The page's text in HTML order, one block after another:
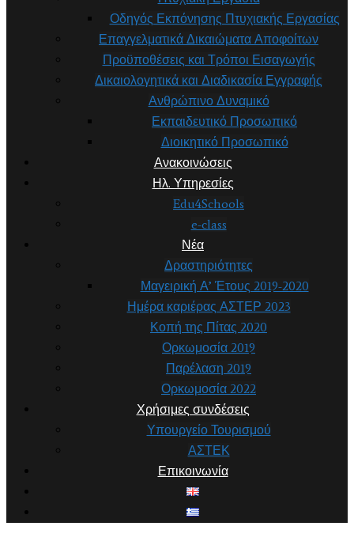
Οδηγός Εκπόνησης Πτυχιακής Εργασίας
Επαγγελματικά Δικαιώματα Αποφοίτων
Προϋποθέσεις και Τρόποι Εισαγωγής
Δικαιολογητικά και Διαδικασία Εγγραφής
Ανθρώπινο Δυναμικό
Εκπαιδευτικό Προσωπικό
Διοικητικό Προσωπικό
Ανακοινώσεις
Ηλ. Υπηρεσίες
Edu4Schools
e-class
Νέα
Δραστηριότητες
Μαγειρική Α’ Έτους 2019-2020
Ημέρα καριέρας ΑΣΤΕΡ 2023
Κοπή της Πίτας 2020
Ορκωμοσία 2019
Παρέλαση 2019
Ορκωμοσία 2022
Χρήσιμες συνδέσεις
Υπουργείο Τουρισμού
ΑΣΤΕΚ
Επικοινωνία